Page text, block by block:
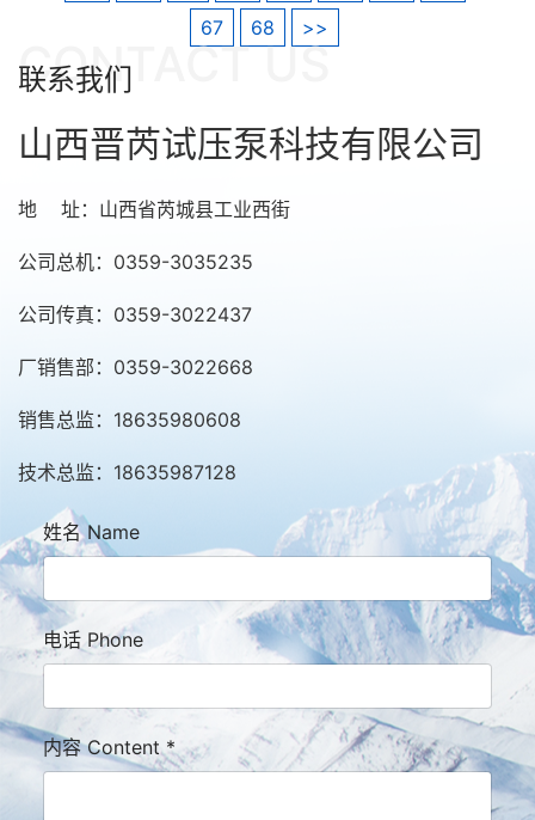
67
68 >>
CONTACT US
联系我们
山西晋芮试压泵科技有限公司
地 址：山西省芮城县工业西街
公司总机：0359-3035235
公司传真：0359-3022437
厂销售部：0359-3022668
销售总监：18635980608
技术总监：18635987128
姓名 Name
电话 Phone
内容 Content*